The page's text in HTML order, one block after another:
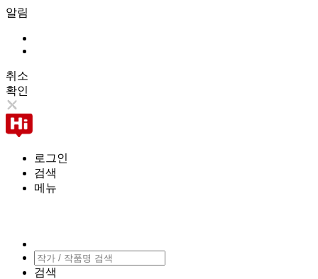
알림
취소
확인
로그인
검색
메뉴
검색